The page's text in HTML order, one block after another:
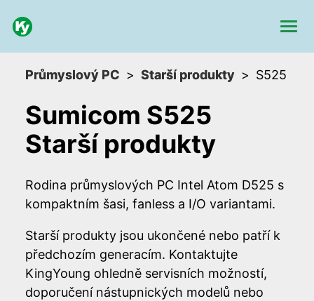
Průmyslový PC Starší produkty S525
Sumicom S525
Starší produkty
Rodina průmyslových PC Intel Atom D525 s
kompaktním šasi, fanless a I/O variantami.
Starší produkty jsou ukončené nebo patří k
předchozím generacím. Kontaktujte
KingYoung ohledně servisních možností,
doporučení nástupnických modelů nebo